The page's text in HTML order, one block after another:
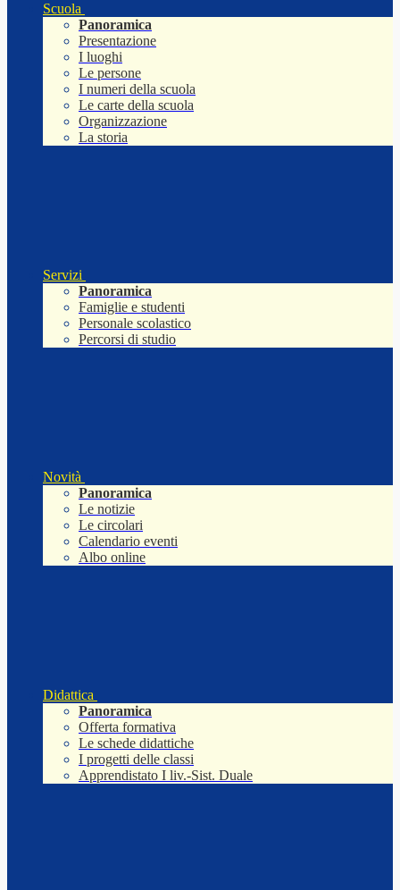
Scuola
Panoramica
Presentazione
I luoghi
Le persone
I numeri della scuola
Le carte della scuola
Organizzazione
La storia
Servizi
Panoramica
Famiglie e studenti
Personale scolastico
Percorsi di studio
Novità
Panoramica
Le notizie
Le circolari
Calendario eventi
Albo online
Didattica
Panoramica
Offerta formativa
Le schede didattiche
I progetti delle classi
Apprendistato I liv.-Sist. Duale